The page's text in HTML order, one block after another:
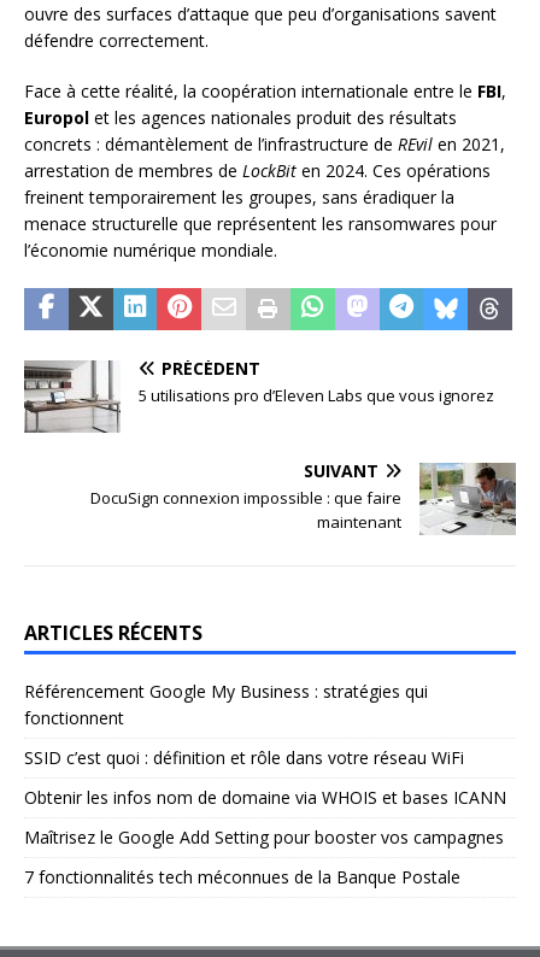
ouvre des surfaces d’attaque que peu d’organisations savent
défendre correctement.
Face à cette réalité, la coopération internationale entre le FBI,
Europol et les agences nationales produit des résultats
concrets : démantèlement de l’infrastructure de REvil en 2021,
arrestation de membres de LockBit en 2024. Ces opérations
freinent temporairement les groupes, sans éradiquer la
menace structurelle que représentent les ransomwares pour
l’économie numérique mondiale.
PRÉCÉDENT
5 utilisations pro d’Eleven Labs que vous ignorez
SUIVANT
DocuSign connexion impossible : que faire
maintenant
ARTICLES RÉCENTS
Référencement Google My Business : stratégies qui
fonctionnent
SSID c’est quoi : définition et rôle dans votre réseau WiFi
Obtenir les infos nom de domaine via WHOIS et bases ICANN
Maîtrisez le Google Add Setting pour booster vos campagnes
7 fonctionnalités tech méconnues de la Banque Postale